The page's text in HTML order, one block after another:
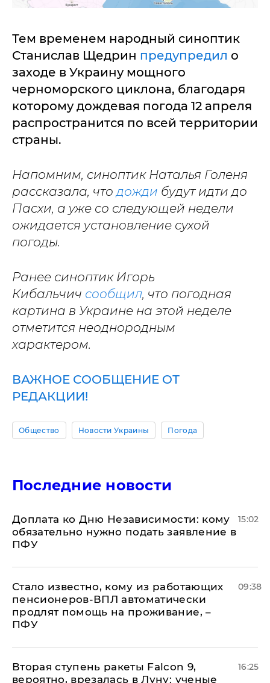
Тем временем народный синоптик
Станислав Щедрин предупредил о
заходе в Украину мощного
черноморского циклона, благодаря
которому дождевая погода 12 апреля
распространится по всей территории
страны.
Напомним, синоптик Наталья Голеня
рассказала, что дожди будут идти до
Пасхи, а уже со следующей недели
ожидается установление сухой
погоды.
Ранее синоптик Игорь
Кибальчич сообщил, что погодная
картина в Украине на этой неделе
отметится неоднородным
характером.
ВАЖНОЕ СООБЩЕНИЕ ОТ
РЕДАКЦИИ!
Общество Новости Украины Погода
Последние новости
Доплата ко Дню Независимости: кому
обязательно нужно подать заявление в
ПФУ
15:02
Стало известно, кому из работающих
пенсионеров-ВПЛ автоматически
продлят помощь на проживание, –
ПФУ
09:38
Вторая ступень ракеты Falcon 9,
вероятно, врезалась в Луну: ученые
16:25